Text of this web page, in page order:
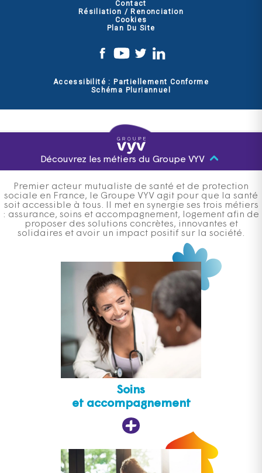
Contact
Résiliation / Renonciation
Cookies
Plan Du Site
Accessibilité : Partiellement Conforme
Schéma Pluriannuel
Découvrez les métiers du Groupe VYV
Premier acteur mutualiste de santé et de protection
sociale en France, le Groupe VYV agit pour que la santé
soit accessible à tous. Il met en synergie ses trois métiers
: assurance, soins et accompagnement, logement afin de
proposer des solutions concrètes, innovantes et
solidaires et avoir un impact positif sur la société.
Soins
et accompagnement